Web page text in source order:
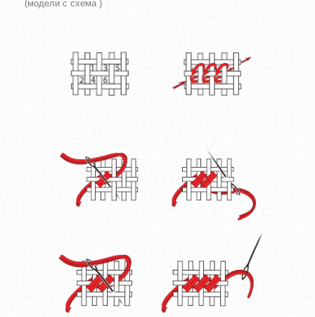
(модели с схема )